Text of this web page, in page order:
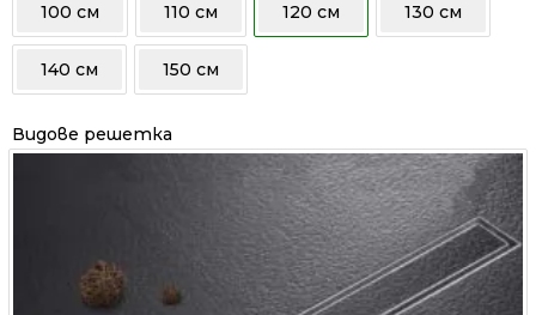
100 см 110 см 120 см 130 см
140 см 150 см
Видове решетка